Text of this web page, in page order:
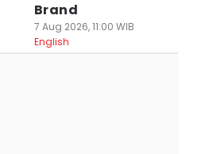
Brand
7 Aug 2026, 11:00 WIB
English